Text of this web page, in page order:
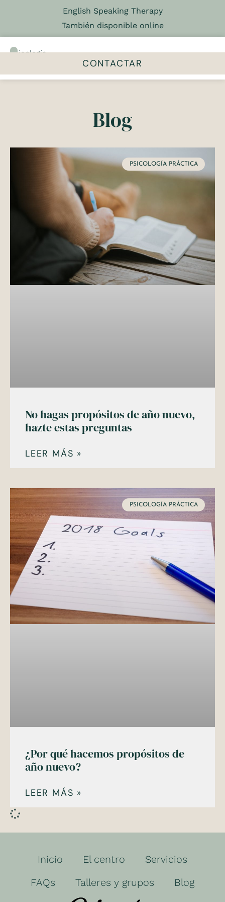
English Speaking Therapy
También disponible online
Psicología
CONTACTAR
Blog
PSICOLOGÍA PRÁCTICA
No hagas propósitos de año nuevo,
hazte estas preguntas
LEER MÁS »
PSICOLOGÍA PRÁCTICA
¿Por qué hacemos propósitos de
año nuevo?
LEER MÁS »
Inicio El centro
Servicios
FAQs
Talleres y grupos Blog